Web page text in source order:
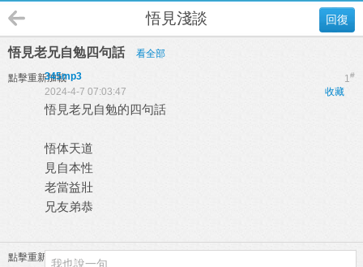
回復
悟見淺談
悟見老兄自勉四句話 看全部
點擊重新加載 1#
345mp3
收藏
2024-4-7 07:03:47
悟見老兄自勉的四句話
悟体天道
見自本性
老當益壯
兄友弟恭
點擊重新加載